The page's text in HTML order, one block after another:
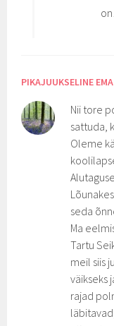
PIKAJUUKSELINE EMA
Nii tore
sattuda,
Oleme
seda
Ma
Tartu
meil siis
väikseks
rajad